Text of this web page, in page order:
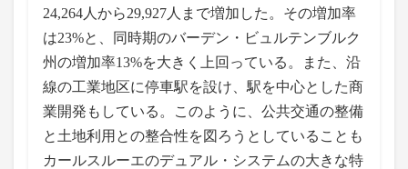
24,264人から29,927人まで増加した。その増加率
は23%と、同時期のバーデン・ビュルテンブルク
州の増加率13%を大きく上回っている。また、沿
線の工業地区に停車駅を設け、駅を中心とした商
業開発もしている。このように、公共交通の整備
と土地利用との整合性を図ろうとしていることも
カールスルーエのデュアル・システムの大きな特